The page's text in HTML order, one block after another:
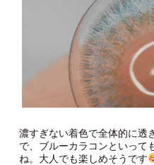
濃すぎない着色で全体的に透
で、ブルーカラコンといって
ね。大人でも楽しめそうです